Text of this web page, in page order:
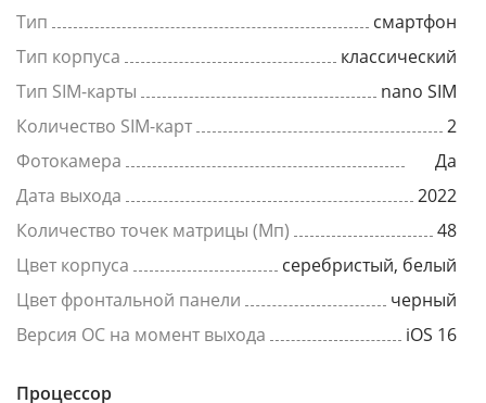
Тип
смартфон
Тип корпуса
классический
Тип SIM-карты
nano SIM
Количество SIM-карт
2
Фотокамера
Да
Дата выхода
2022
Количество точек матрицы (Мп)
48
Цвет корпуса
серебристый, белый
Цвет фронтальной панели
черный
Версия ОС на момент выхода
iOS 16
Процессор